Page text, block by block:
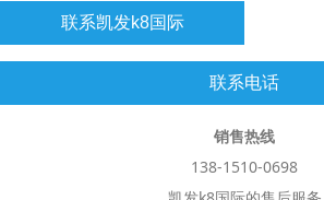
联系凯发k8国际
联系电话
销售热线
138-1510-0698